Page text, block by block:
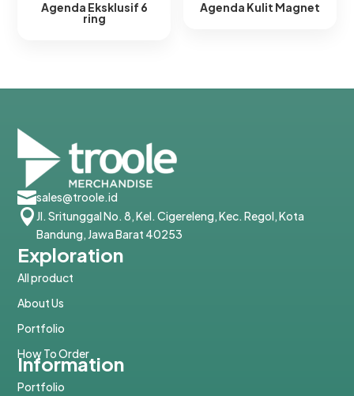
Agenda Eksklusif 6
ring​
Agenda Kulit Magnet​
sales@troole.id
Jl. Sritunggal No. 8, Kel. Cigereleng, Kec. Regol, Kota
Bandung, Jawa Barat 40253
Exploration
All product
About Us
Portfolio
How To Order
Information
Portfolio